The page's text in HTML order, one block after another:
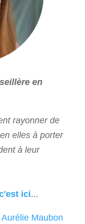
en
rayonner de
elles à porter
à leur
ici...
Aurélie Maubon